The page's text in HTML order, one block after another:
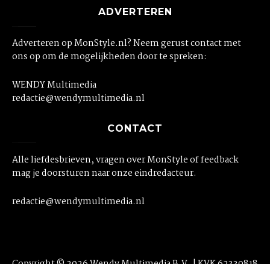
ADVERTEREN
Adverteren op MonStyle.nl? Neem gerust contact met
ons op om de mogelijkheden door te spreken:
WENDY Multimedia
redactie@wendymultimedia.nl
CONTACT
Alle liefdesbrieven, vragen over MonStyle of feedback
mag je doorsturen naar onze eindredacteur.
redactie@wendymultimedia.nl